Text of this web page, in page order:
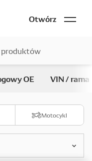
Otwórz
OE VIN / rama
Motocykl